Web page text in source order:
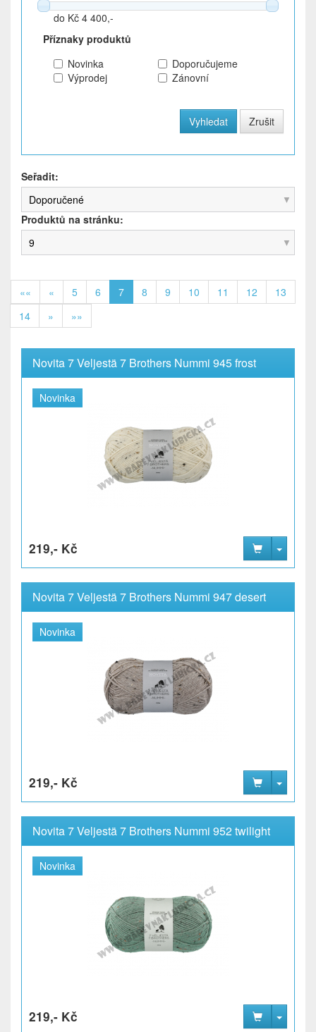
do Kč 4 400,-
Příznaky produktů
Novinka
Doporučujeme
Výprodej
Zánovní
Seřadit:
Doporučené
Produktů na stránku:
9
«« « 5 6 7 8 9 10 11 12
13
14
» »»
Novita 7 Veljestä 7 Brothers Nummi 945 frost
Novinka
219,- Kč
Novita 7 Veljestä 7 Brothers Nummi 947 desert
Novinka
219,- Kč
Novita 7 Veljestä 7 Brothers Nummi 952 twilight
Novinka
219,- Kč